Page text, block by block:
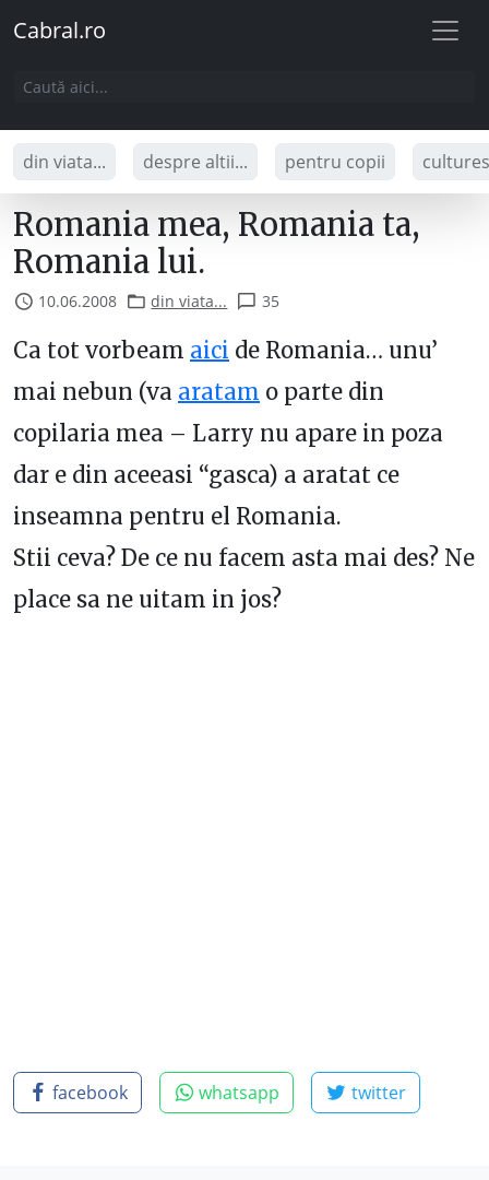
Cabral.ro
din viata... despre altii... pentru copii
Romania mea, Romania ta,
Romania lui.
10.06.2008 din viata... 35
Ca tot vorbeam aici de Romania… unu’
mai nebun (va aratam o parte din
copilaria mea – Larry nu apare in poza
dar e din aceeasi “gasca) a aratat ce
inseamna pentru el Romania.
Stii ceva? De ce nu facem asta mai des? Ne
place sa ne uitam in jos?
facebook whatsapp twitter